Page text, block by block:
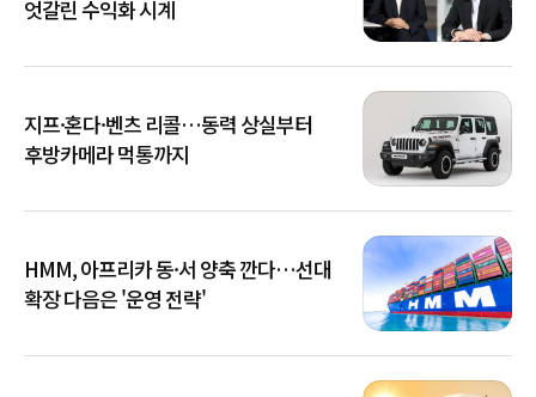
엇갈린 수익화 시계
지프·혼다·벤츠 리콜…동력 상실부터
후방카메라 먹통까지
HMM, 아프리카 동·서 양축 깐다…선대
확장 다음은 '운영 전략'